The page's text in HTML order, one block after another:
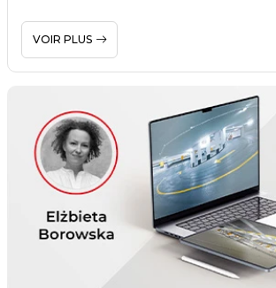
VOIR PLUS